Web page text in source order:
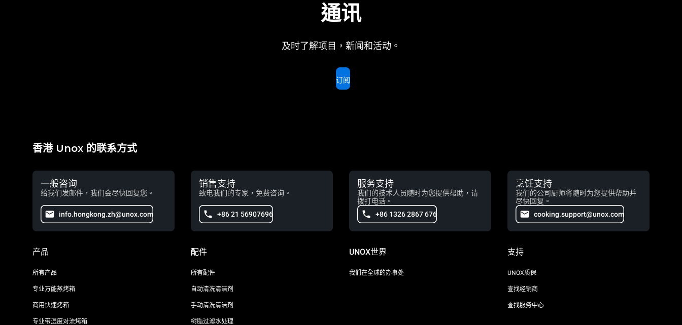
通讯
及时了解项目，新闻和活动。
订阅
香港 Unox 的联系方式
一般咨询
给我们发邮件，我们会尽快回复您。
info.hongkong.zh@unox.com
销售支持
致电我们的专家，免费咨询。
+86 21 56907696
服务支持
我们的技术人员随时为您提供帮助，请
拨打电话。
+86 1326 2867 676
烹饪支持
我们的公司厨师将随时为您提供帮助并
尽快回复。
cooking.support@unox.com
产品
所有产品
专业万能蒸烤箱
商用快速烤箱
专业带湿度对流烤箱
配件
所有配件
自动清洗清洁剂
手动清洗清洁剂
树脂过滤水处理
UNOX世界
我们在全球的办事处
支持
UNOX质保
查找经销商
查找服务中心